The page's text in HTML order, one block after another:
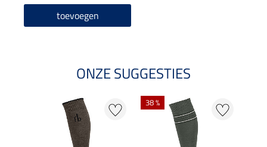
toevoegen
ONZE SUGGESTIES
38 %